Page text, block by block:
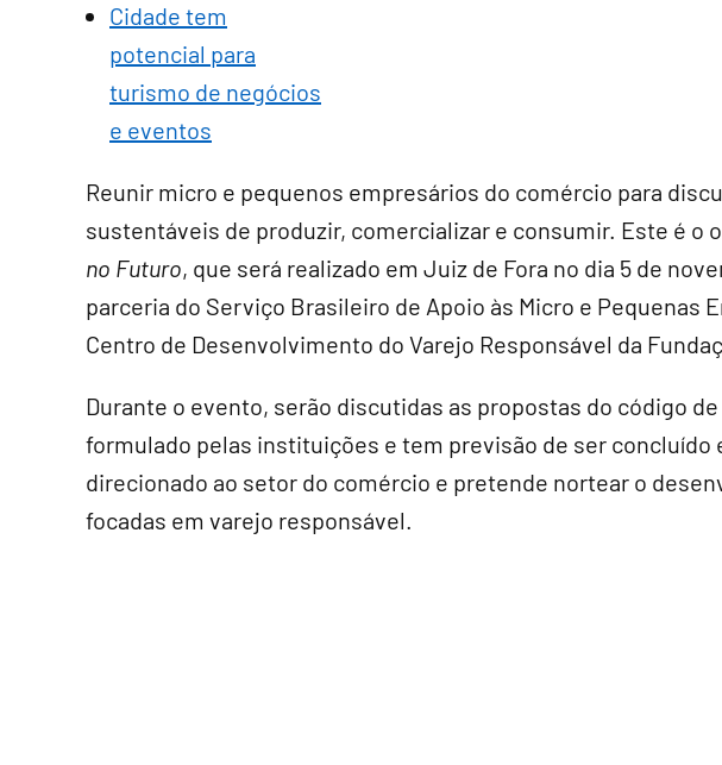
Cidade tem
potencial para
turismo de negócios
e eventos
Reunir micro e pequenos empresários do comércio para
sustentáveis de produzir, comercializar e consumir. Este é o
no Futuro, que será realizado em Juiz de Fora no dia 5 de
parceria do Serviço Brasileiro de Apoio às Micro e Pequenas
Centro de Desenvolvimento do Varejo Responsável da
Durante o evento, serão discutidas as propostas do código
formulado pelas instituições e tem previsão de ser concluído
direcionado ao setor do comércio e pretende nortear o
focadas em varejo responsável.